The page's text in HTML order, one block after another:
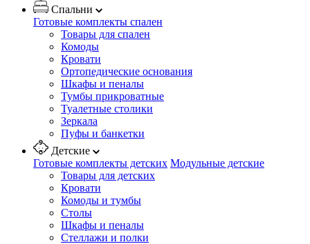
Спальни
Готовые комплекты спален
Товары для спален
Комоды
Кровати
Ортопедические основания
Шкафы и пеналы
Тумбы прикроватные
Туалетные столики
Зеркала
Пуфы и банкетки
Детские
Готовые комплекты детских Модульные детские
Товары для детских
Кровати
Комоды и тумбы
Столы
Шкафы и пеналы
Стеллажи и полки